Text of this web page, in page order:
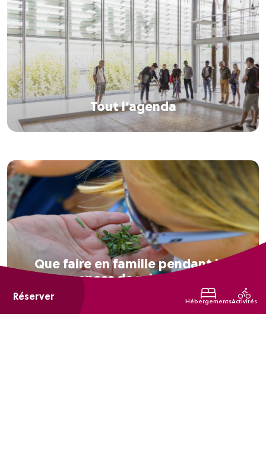
Réserver HébergementsActivités
Tout l’agenda
Que faire en famille pendant les
vacances de printemps ?